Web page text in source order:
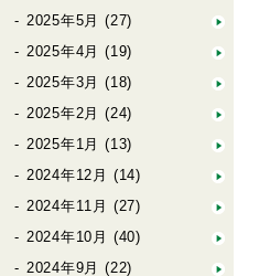
2025年5月 (27)
2025年4月 (19)
2025年3月 (18)
2025年2月 (24)
2025年1月 (13)
2024年12月 (14)
2024年11月 (27)
2024年10月 (40)
2024年9月 (22)